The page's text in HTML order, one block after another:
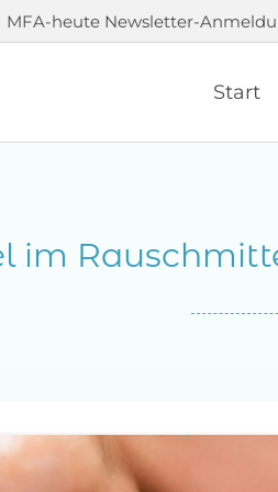
MFA-heute Newsletter-
Start
im